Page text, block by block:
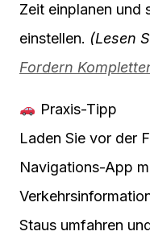
Zeit einplanen und
einstellen. (Lesen
Fordern
Praxis-Tipp
Laden Sie vor der
Navigations-App
Staus umfahren